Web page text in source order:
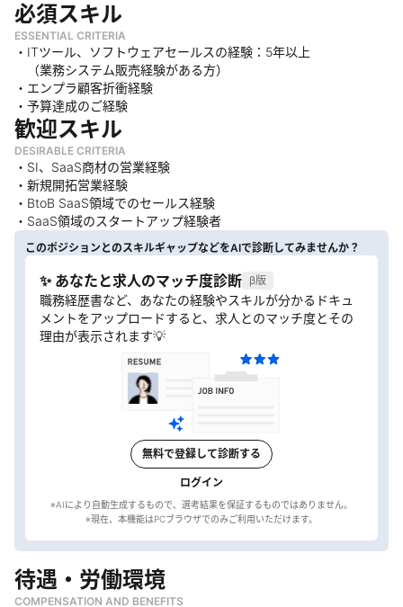
必須スキル
ESSENTIAL CRITERIA
・ITツール、ソフトウェアセールスの経験：5年以上
（業務システム販売経験がある方）
・エンプラ顧客折衝経験
・予算達成のご経験
歓迎スキル
DESIRABLE CRITERIA
・SI、SaaS商材の営業経験
・新規開拓営業経験
・BtoB SaaS領域でのセールス経験
・SaaS領域のスタートアップ経験者
このポジションとのスキルギャップなどをAIで診断してみませんか？
✨ あなたと求人のマッチ度診断 β版
職務経歴書など、あなたの経験やスキルが分かるドキュ
メントをアップロードすると、求人とのマッチ度とその
理由が表示されます💡
無料で登録して診断する
ログイン
※AIにより自動生成するもので、選考結果を保証するものではありません。
待遇・労働環境
COMPENSATION AND BENEFITS